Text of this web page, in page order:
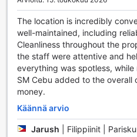
jossa jokainen vieras voi
perhettä.
Sugbutel Family Hotelin
Sugbutel Family Hotel tarjoaa
palveluja, jotka tekevät
vaivattomampaa. Hotellissa on
joka huolehtii vaatteidesi
lomasi nauttimiseen. Lisäksi
valmiina auttamaan sinua
The location is incredibly
well-maintained, including
Cleanliness throughout the
the staff were attentive and
everything was spotless,
SM Cebu added to the overall
money.
Käännä arvio
Jarush Filippiinit |